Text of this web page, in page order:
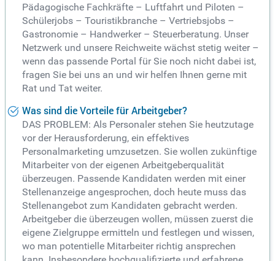
Pädagogische Fachkräfte – Luftfahrt und Piloten –
Schülerjobs – Touristikbranche – Vertriebsjobs –
Gastronomie – Handwerker – Steuerberatung. Unser
Netzwerk und unsere Reichweite wächst stetig weiter –
wenn das passende Portal für Sie noch nicht dabei ist,
fragen Sie bei uns an und wir helfen Ihnen gerne mit
Rat und Tat weiter.
Was sind die Vorteile für Arbeitgeber?
DAS PROBLEM: Als Personaler stehen Sie heutzutage
vor der Herausforderung, ein effektives
Personalmarketing umzusetzen. Sie wollen zukünftige
Mitarbeiter von der eigenen Arbeitgeberqualität
überzeugen. Passende Kandidaten werden mit einer
Stellenanzeige angesprochen, doch heute muss das
Stellenangebot zum Kandidaten gebracht werden.
Arbeitgeber die überzeugen wollen, müssen zuerst die
eigene Zielgruppe ermitteln und festlegen und wissen,
wo man potentielle Mitarbeiter richtig ansprechen